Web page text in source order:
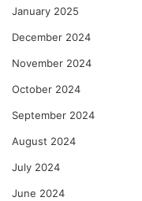
January 2025
December 2024
November 2024
October 2024
September 2024
August 2024
July 2024
June 2024